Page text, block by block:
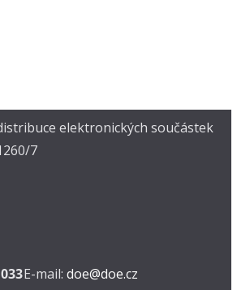
elektronických součástek
7
E-mail: doe@doe.cz